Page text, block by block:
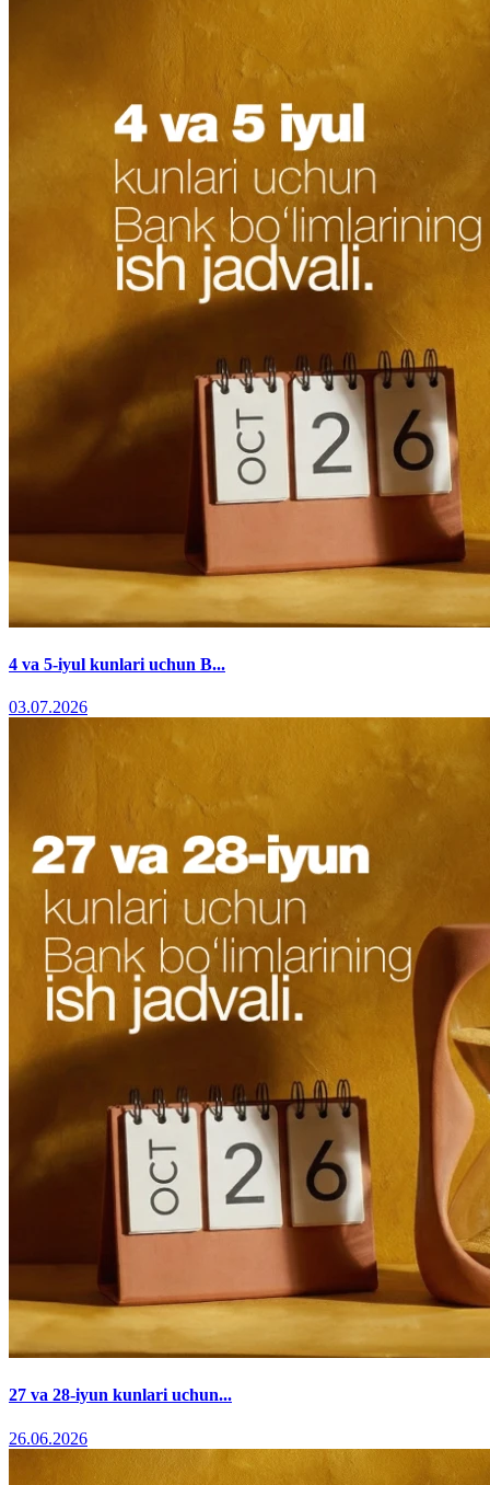
4 va 5-iyul kunlari uchun B...
03.07.2026
27 va 28-iyun kunlari uchun...
26.06.2026